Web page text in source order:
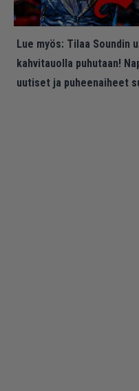
Lue myös: Tilaa Soundin
kahvitauolla puhutaan!
uutiset ja puheenaiheet